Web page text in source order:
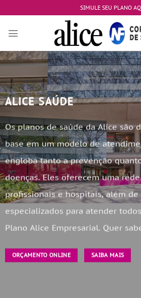
to
content
SIMULE SEU PLANO
ALICE SAÚDE
Os planos de saúde da Alice são
base em um modelo de
engloba tanto a prevenção
doenças. Eles oferecem uma
profissionais e hospitais, além de
especializados para atender
Plano Alice Empresarial. Quer
ORÇAMENTO ONLINE SAIBA MAIS